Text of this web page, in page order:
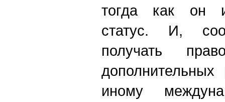
тогда как он
статус. И,
получать
иному